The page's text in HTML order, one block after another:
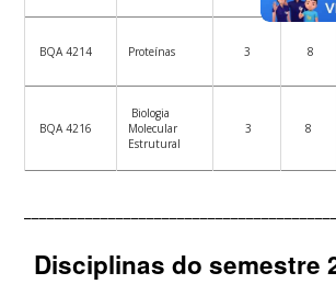
BQA 4214 Proteínas 3 8
BQA 4216
Biologia
Molecular
Estrutural
3 8
Disciplinas do semestre